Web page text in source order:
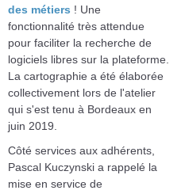
des métiers ! Une
fonctionnalité très attendue
pour faciliter la recherche de
logiciels libres sur la plateforme.
La cartographie a été élaborée
collectivement lors de l'atelier
qui s'est tenu à Bordeaux en
juin 2019.
Côté services aux adhérents,
Pascal Kuczynski a rappelé la
mise en service de